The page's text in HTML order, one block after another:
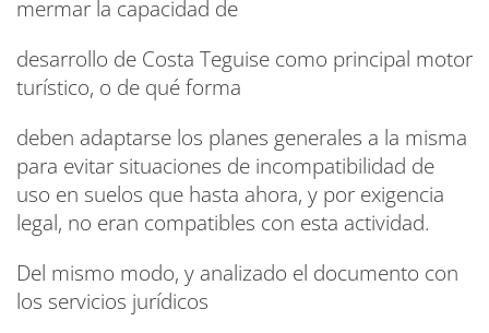
mermar la capacidad de
desarrollo de Costa Teguise como principal motor
turístico, o de qué forma
deben adaptarse los planes generales a la misma
para evitar situaciones de incompatibilidad de
uso en suelos que hasta ahora, y por exigencia
legal, no eran compatibles con esta actividad.
Del mismo modo, y analizado el documento con
los servicios jurídicos